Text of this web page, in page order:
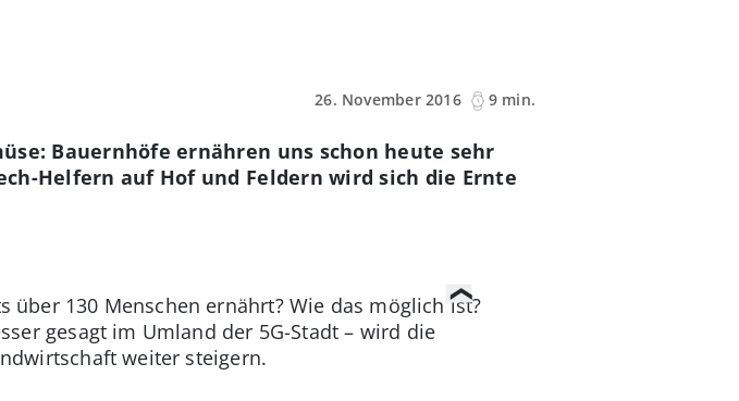
26. November 2016
9 min.
Bauernhöfe ernähren uns schon heute sehr
Helfern auf Hof und Feldern wird sich die Ernte
130 Menschen ernährt? Wie das möglich ist?
gesagt im Umland der 5G-Stadt – wird die
weiter steigern.